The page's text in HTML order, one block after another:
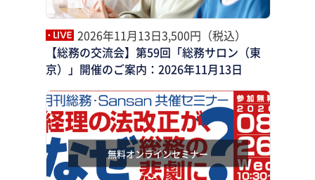
2026年11月13日3,500円（税込）
【総務の交流会】第59回「総務サロン（東
京）」開催のご案内：2026年11月13日
無料オンラインセミナー